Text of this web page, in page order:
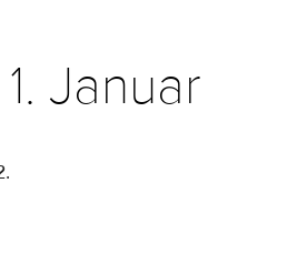
Januar